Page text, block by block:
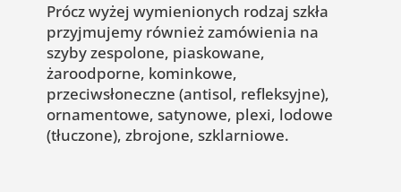
Prócz wyżej wymienionych rodzaj szkła
przyjmujemy również zamówienia na
szyby zespolone, piaskowane,
żaroodporne, kominkowe,
przeciwsłoneczne (antisol, refleksyjne),
ornamentowe, satynowe, plexi, lodowe
(tłuczone), zbrojone, szklarniowe.